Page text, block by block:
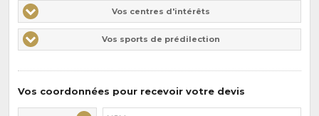
Vos
centres
d'intérêts
Vos centres d'intérêts
Vos
sports
Vos sports de prédilection
Vos coordonnées pour recevoir votre devis